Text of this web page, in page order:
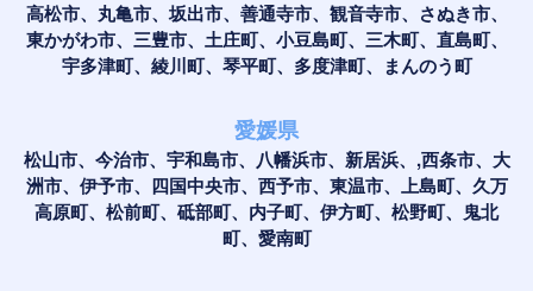
高松市、丸亀市、坂出市、善通寺市、観音寺市、さぬき市、
東かがわ市、三豊市、土庄町、小豆島町、三木町、直島町、
宇多津町、綾川町、琴平町、多度津町、まんのう町
愛媛県
松山市、今治市、宇和島市、八幡浜市、新居浜、,西条市、大
洲市、伊予市、四国中央市、西予市、東温市、上島町、久万
高原町、松前町、砥部町、内子町、伊方町、松野町、鬼北
町、愛南町